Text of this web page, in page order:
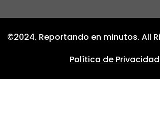
©2024. Reportando en minutos. All
Política de Privacidad